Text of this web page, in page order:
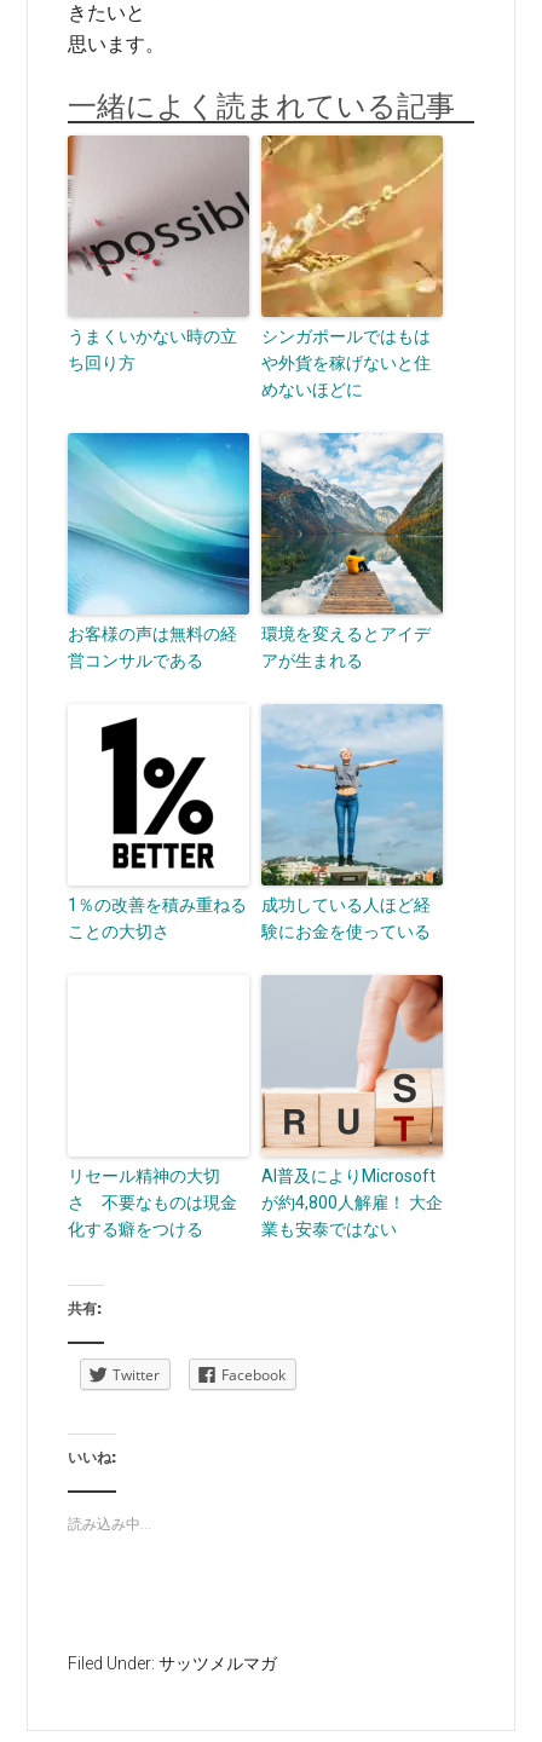
きたいと
思います。
一緒によく読まれている記事
うまくいかない時の立
ち回り方
シンガポールではもは
や外貨を稼げないと住
めないほどに
お客様の声は無料の経
営コンサルである
環境を変えるとアイデ
アが生まれる
1％の改善を積み重ねる
ことの大切さ
成功している人ほど経
験にお金を使っている
リセール精神の大切
さ 不要なものは現金
化する癖をつける
AI普及によりMicrosoft
が約4,800人解雇！ 大企
業も安泰ではない
共有:
Twitter Facebook
いいね:
読み込み中...
Filed Under:サッツメルマガ